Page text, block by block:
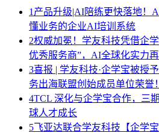
1 产品升级|AI陪练更快落地
懂业务的企业AI培训系统
2权威加冕！学友科技凭借企
优秀服务商”，AI全球化实力再
3喜报 | 学友科技·企学宝被授
务出海联盟创始成员单位荣誉！
4TCL 深化与企学宝合作，三
球人才成长
5飞亚达联合学友科技【企学